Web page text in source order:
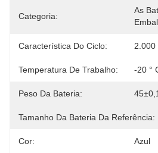
Categoria:
As
Característica Do Ciclo: 2.000
Temperatura De Trabalho: -20 °
Peso Da Bateria:
Tamanho Da Bateria Da Referência:
Cor: Azul